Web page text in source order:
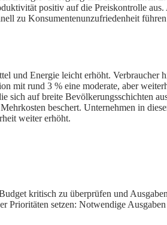
positiv auf die Preiskontrolle
zu Konsumentenunzufriedenheit
und Energie leicht erhöht. Verbraucher
mit rund 3 % eine moderate, aber
sich auf breite Bevölkerungsschichten
beschert. Unternehmen in
weiter erhöht.
kritisch zu überprüfen und
setzen: Notwendige